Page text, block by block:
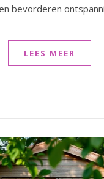
bevorderen
LEES MEER